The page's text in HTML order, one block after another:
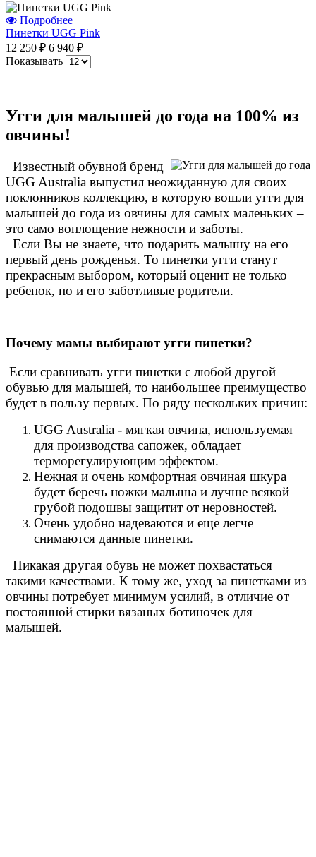
Подробнее
Пинетки UGG Pink
12 250 ₽ 6 940 ₽
Показывать
Угги для малышей до года на 100% из
овчины!
Известный обувной бренд
UGG Australia выпустил неожиданную для своих
поклонников коллекцию, в которую вошли угги для
малышей до года из овчины для самых маленьких –
это само воплощение нежности и заботы.
Если Вы не знаете, что подарить малышу на его
первый день рожденья. То пинетки угги станут
прекрасным выбором, который оценит не только
ребенок, но и его заботливые родители.
Почему мамы выбирают угги пинетки?
Если сравнивать угги пинетки с любой другой
обувью для малышей, то наибольшее преимущество
будет в пользу первых. По ряду нескольких причин:
UGG Australia - мягкая овчина, используемая
для производства сапожек, обладает
терморегулирующим эффектом.
Нежная и очень комфортная овчиная шкура
будет беречь ножки малыша и лучше всякой
грубой подошвы защитит от неровностей.
Очень удобно надеваются и еще легче
снимаются данные пинетки.
Никакая другая обувь не может похвастаться
такими качествами. К тому же, уход за пинетками из
овчины потребует минимум усилий, в отличие от
постоянной стирки вязаных ботиночек для
малышей.